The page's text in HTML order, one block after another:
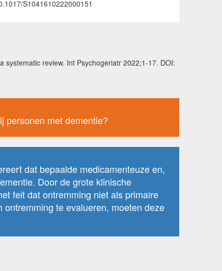
S1041610222000151
review. Int Psychogeriatr 2022;1-17. DOI:
personen met dementie?
dat bepaalde medicamenteuze en,
Door de grote klinische
feit dat ontremming niet als primaire
te evalueren, moeten deze